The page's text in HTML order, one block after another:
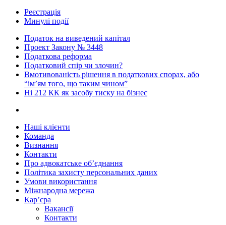
Реєстрація
Минулі події
Податок на виведений капітал
Проект Закону № 3448
Податкова реформа
Податковий спір чи злочин?
Вмотивованість рішення в податкових спорах, або
“ім’ям того, що таким чином”
Ні 212 КК як засобу тиску на бізнес
Наші клієнти
Команда
Визнання
Контакти
Про адвокатське об’єднання
Політика захисту персональних даних
Умови використання
Міжнародна мережа
Кар’єра
Вакансії
Контакти